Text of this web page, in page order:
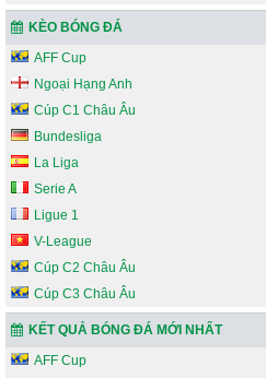
KÈO BÓNG ĐÁ
AFF Cup
Ngoại Hạng Anh
Cúp C1 Châu Âu
Bundesliga
La Liga
Serie A
Ligue 1
V-League
Cúp C2 Châu Âu
Cúp C3 Châu Âu
KẾT QUẢ BÓNG ĐÁ MỚI NHẤT
AFF Cup